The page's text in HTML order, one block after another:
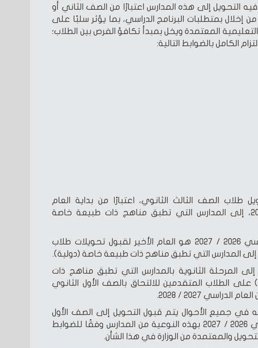
التحويل إلى هذه المدارس اعتبارًا من الصف الثاني أو
من إخلال بمتطلبات البرنامج الدراسي، بما يؤثر سلبًا على
المعتمدة ويخل بمبدأ تكافؤ الفرص بين الطلاب؛
الكامل بالضوابط التالية:
طلاب الصف الثالث الثانوي، اعتبارًا من بداية العام
الدراسي 2026 / 2027، إلى المدارس التي تطبق مناهج ذات طبيعة خاصة
ثانيًا: يُعد العام الدراسي 2026 / 2027 هو العام الأخير لقبول تحويلات طلاب
إلى المدارس التي تطبق مناهج ذات طبيعة خاصة (دولية).
إلى المرحلة الثانوية بالمدارس التي تطبق مناهج ذات
الطلاب المتقدمين للالتحاق بالصف الأول الثانوي
2027 / 2028.
في جميع الأحوال يتم قبول التحويل إلى الصف الأول
الثانوي للعام الدراسي 2026 / 2027 بهذه النوعية من المدارس وفقًا للضوابط
والمعتمدة من الوزارة في هذا الشأن.